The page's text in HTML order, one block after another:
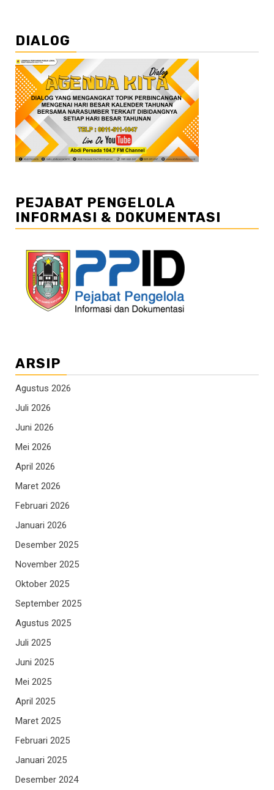
DIALOG
PEJABAT PENGELOLA
INFORMASI & DOKUMENTASI
ARSIP
Agustus 2026
Juli 2026
Juni 2026
Mei 2026
April 2026
Maret 2026
Februari 2026
Januari 2026
Desember 2025
November 2025
Oktober 2025
September 2025
Agustus 2025
Juli 2025
Juni 2025
Mei 2025
April 2025
Maret 2025
Februari 2025
Januari 2025
Desember 2024